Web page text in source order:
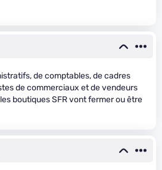
de comptables, de cadres
de commerciaux et de vendeurs
boutiques SFR vont fermer ou être